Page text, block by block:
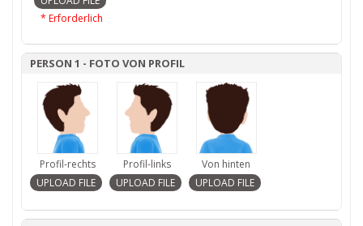
* Erforderlich
PERSON 1 - FOTO VON PROFIL
Profil-rechts Profil-links Von hinten